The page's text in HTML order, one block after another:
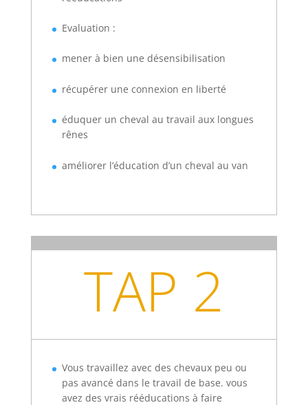
Evaluation :
mener à bien une désensibilisation
récupérer une connexion en liberté
éduquer un cheval au travail aux longues
rênes
améliorer l’éducation d’un cheval au van
TAP 2
Vous travaillez avec des chevaux peu ou
pas avancé dans le travail de base. vous
avez des vrais rééducations à faire